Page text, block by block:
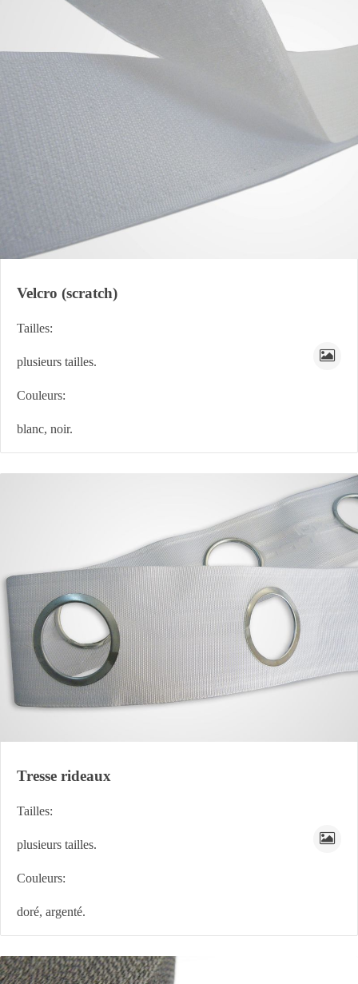
Velcro (scratch)
Tailles:
plusieurs tailles.
Couleurs:
blanc, noir.
Tresse rideaux
Tailles:
plusieurs tailles.
Couleurs:
doré, argenté.